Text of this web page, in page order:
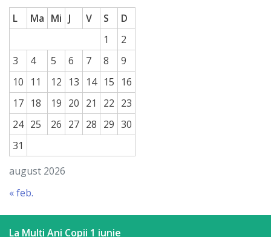
august 2026
L Ma Mi J V S
D
1
2
3
4 5 6 7 8
9
10
11 12 13 14 15
16
17 18 19 20 21 22 23
24 25 26 27 28 29 30
31
« feb.
La Mulți Ani Copii 1 iunie